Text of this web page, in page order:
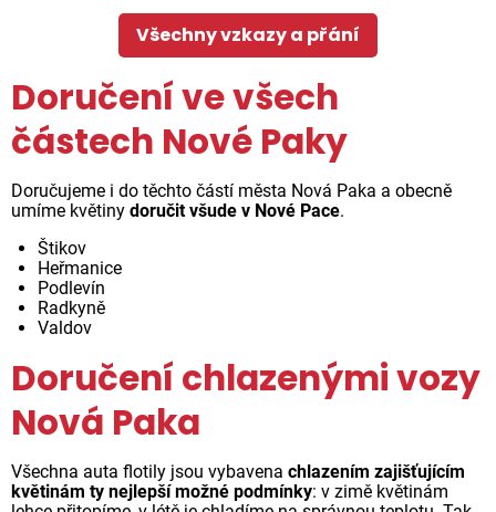
Všechny vzkazy a přání
Doručení ve všech
částech Nové Paky
Doručujeme i do těchto částí města Nová Paka a obecně
umíme květiny doručit všude v Nové Pace.
Štikov
Heřmanice
Podlevín
Radkyně
Valdov
Doručení chlazenými vozy
Nová Paka
Všechna auta flotily jsou vybavena chlazením zajišťujícím
květinám ty nejlepší možné podmínky: v zimě květinám